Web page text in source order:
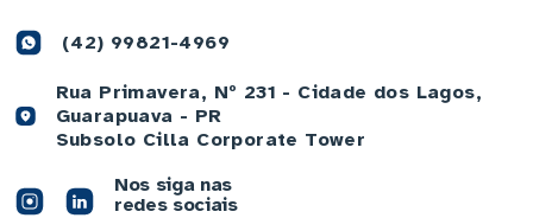
(42) 99821-4969
Rua Primavera, Nº 231 - Cidade dos Lagos,
Guarapuava - PR
Subsolo Cilla Corporate Tower
Nos siga nas
redes sociais